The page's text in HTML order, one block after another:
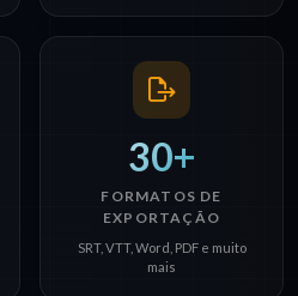
30+
FORMATOS DE
EXPORTAÇÃO
SRT, VTT, Word, PDF e muito
mais